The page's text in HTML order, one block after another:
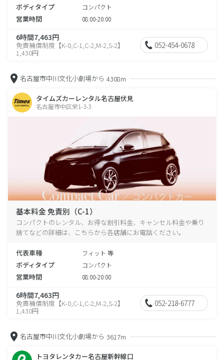
ボディタイプ コンパクト
営業時間 08:00-20:00
6時間7,463円
免責補償制度【K-0,C-1,C-2,M-2,S-2】
1,430円
052-454-0678
名古屋市中川文化小劇場から 4308m
タイムズカーレンタル名古屋伏見
名古屋市中区栄1-3-3
基本料金 免責別（C-1）
コンパクトのレンタル、お得な割引料金、キャンセル料金や乗り
捨てなどの詳細は、こちらから各店舗にお電話ください。
代表車種 フィット 等
ボディタイプ コンパクト
営業時間 08:00-20:00
6時間7,463円
免責補償制度【K-0,C-1,C-2,M-2,S-2】
1,430円
052-218-6777
名古屋市中川文化小劇場から 3617m
トヨタレンタカー名古屋新幹線口